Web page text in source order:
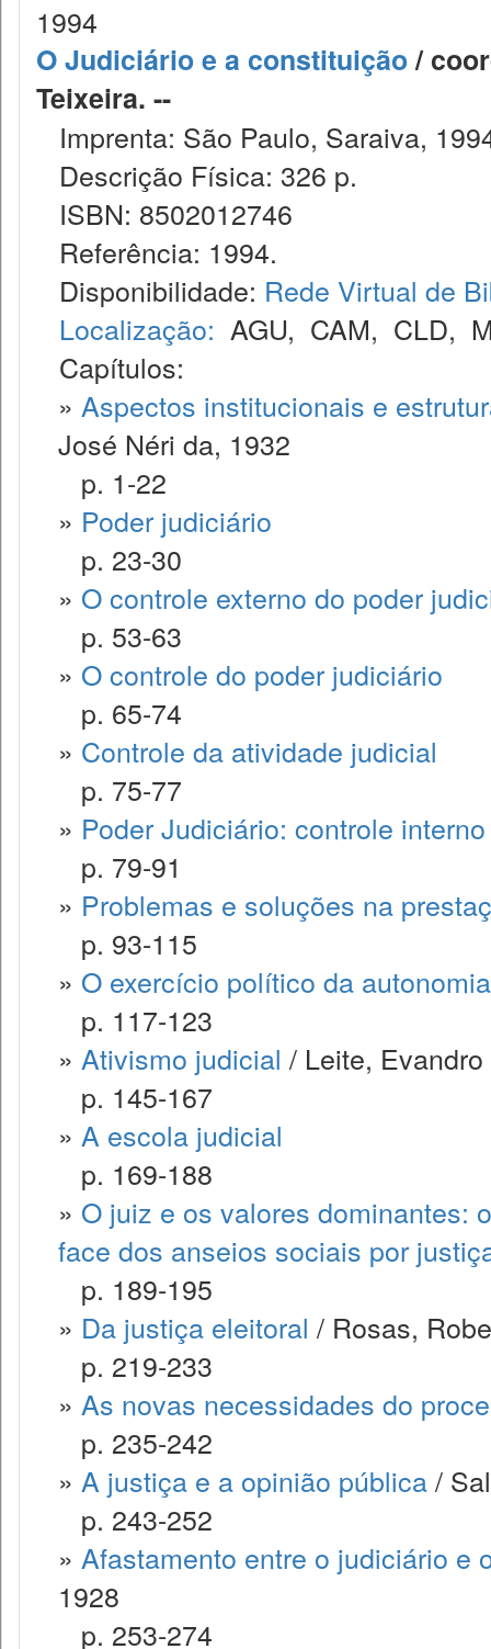
1994
O Judiciário e a constituição/
Teixeira. --
Imprenta: São Paulo, Saraiva,
Descrição Física: 326 p.
ISBN: 8502012746
Referência: 1994.
Disponibilidade: Rede Virtual de
Localização: AGU, CAM, CLD,
Capítulos:
» Aspectos institucionais e
José Néri da, 1932
p. 1-22
» Poder judiciário
p. 23-30
» O controle externo do poder
p. 53-63
» O controle do poder judiciário
p. 65-74
» Controle da atividade judicial
p. 75-77
» Poder Judiciário: controle
p. 79-91
» Problemas e soluções na
p. 93-115
» O exercício político da
p. 117-123
» Ativismo judicial / Leite,
p. 145-167
» A escola judicial
p. 169-188
» O juiz e os valores dominantes:
face dos anseios sociais por
p. 189-195
» Da justiça eleitoral / Rosas,
p. 219-233
» As novas necessidades do
p. 235-242
» A justiça e a opinião pública/
p. 243-252
» Afastamento entre o judiciário e
1928
p. 253-274